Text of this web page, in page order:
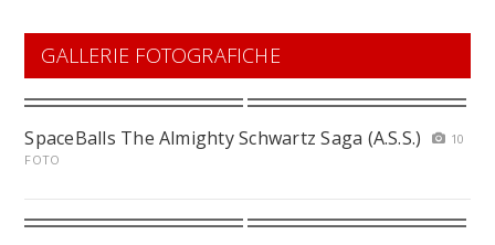
GALLERIE FOTOGRAFICHE
SpaceBalls The Almighty Schwartz Saga (A.S.S.)
10
FOTO